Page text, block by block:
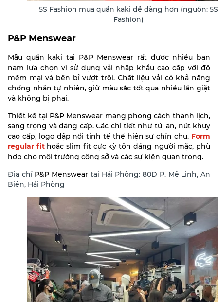
5S Fashion mua quần kaki dễ dàng hơn (nguồn: 5S
Fashion)
P&P Menswear
Mẫu quần kaki tại P&P Menswear rất được nhiều bạn
nam lựa chọn vì sử dụng vải nhập khẩu cao cấp với độ
mềm mại và bền bỉ vượt trội. Chất liệu vải có khả năng
chống nhăn tự nhiên, giữ màu sắc tốt qua nhiều lần giặt
và không bị phai.
Thiết kế tại P&P Menswear mang phong cách thanh lịch,
sang trọng và đẳng cấp. Các chi tiết như túi ẩn, nút khuy
cao cấp, logo dập nổi tinh tế thể hiện sự chỉn chu. Form
regular fithoặc slim fit cực kỳ tôn dáng người mặc, phù
hợp cho môi trường công sở và các sự kiện quan trọng.
Địa chỉ P&P Menswear tại Hải Phòng: 80D P. Mê Linh, An
Biên, Hải Phòng